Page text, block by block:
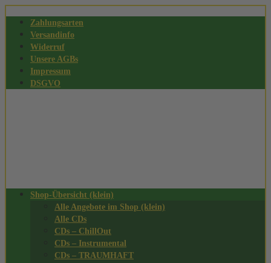
Zahlungsarten
Versandinfo
Widerruf
Unsere AGBs
Impressum
DSGVO
Shop-Übersicht (klein)
Alle Angebote im Shop (klein)
Alle CDs
CDs – ChillOut
CDs – Instrumental
CDs – TRAUMHAFT